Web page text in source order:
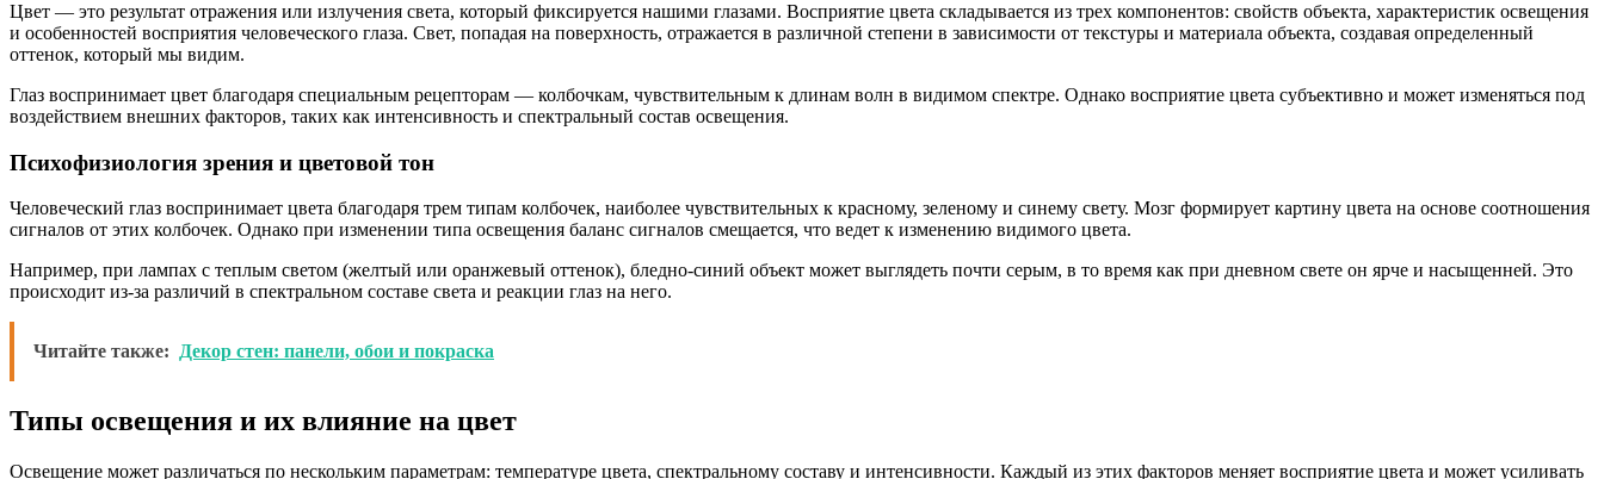
Цвет — это результат отражения или излучения света, который фиксируется нашими глазами. Восприятие цвета складывается из трех компонентов: свойств объекта, характеристик освещения
и особенностей восприятия человеческого глаза. Свет, попадая на поверхность, отражается в различной степени в зависимости от текстуры и материала объекта, создавая определенный
оттенок, который мы видим.
Глаз воспринимает цвет благодаря специальным рецепторам — колбочкам, чувствительным к длинам волн в видимом спектре. Однако восприятие цвета субъективно и может изменяться под
воздействием внешних факторов, таких как интенсивность и спектральный состав освещения.
Психофизиология зрения и цветовой тон
Человеческий глаз воспринимает цвета благодаря трем типам колбочек, наиболее чувствительных к красному, зеленому и синему свету. Мозг формирует картину цвета на основе соотношения
сигналов от этих колбочек. Однако при изменении типа освещения баланс сигналов смещается, что ведет к изменению видимого цвета.
Например, при лампах с теплым светом (желтый или оранжевый оттенок), бледно-синий объект может выглядеть почти серым, в то время как при дневном свете он ярче и насыщенней. Это
происходит из-за различий в спектральном составе света и реакции глаз на него.
Читайте также: Декор стен: панели, обои и покраска
Типы освещения и их влияние на цвет
Освещение может различаться по нескольким параметрам: температуре цвета, спектральному составу и интенсивности. Каждый из этих факторов меняет восприятие цвета и может усиливать